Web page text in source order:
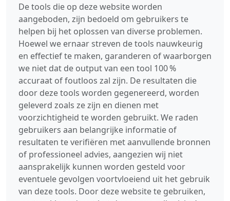
De tools die op deze website worden
aangeboden, zijn bedoeld om gebruikers te
helpen bij het oplossen van diverse problemen.
Hoewel we ernaar streven de tools nauwkeurig
en effectief te maken, garanderen of waarborgen
we niet dat de output van een tool 100 %
accuraat of foutloos zal zijn. De resultaten die
door deze tools worden gegenereerd, worden
geleverd zoals ze zijn en dienen met
voorzichtigheid te worden gebruikt. We raden
gebruikers aan belangrijke informatie of
resultaten te verifiëren met aanvullende bronnen
of professioneel advies, aangezien wij niet
aansprakelijk kunnen worden gesteld voor
eventuele gevolgen voortvloeiend uit het gebruik
van deze tools. Door deze website te gebruiken,